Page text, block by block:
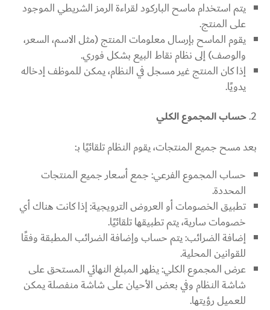
يتم استخدام ماسح الباركود لقراءة الرمز الشريطي الموجود
على المنتج.
يقوم الماسح بإرسال معلومات المنتج (مثل الاسم، السعر،
والوصف) إلى نظام نقاط البيع بشكل فوري.
إذا كان المنتج غير مسجل في النظام، يمكن للموظف إدخاله
يدويًا.
حساب المجموع الكلي
بعد مسح جميع المنتجات، يقوم النظام تلقائيًا بـ:
حساب المجموع الفرعي: جمع أسعار جميع المنتجات
المحددة.
تطبيق الخصومات أو العروض الترويجية: إذا كانت هناك أي
خصومات سارية، يتم تطبيقها تلقائيًا.
إضافة الضرائب: يتم حساب وإضافة الضرائب المطبقة وفقًا
للقوانين المحلية.
عرض المجموع الكلي: يظهر المبلغ النهائي المستحق على
شاشة النظام وفي بعض الأحيان على شاشة منفصلة يمكن
للعميل رؤيتها.